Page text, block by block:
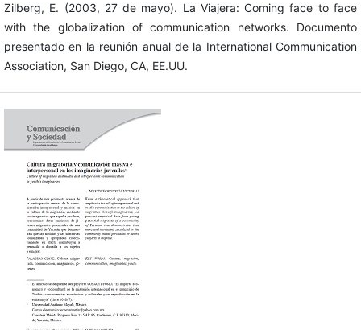
Zilberg, E. (2003, 27 de mayo). La Viajera: Coming face to face
with the globalization of communication networks. Documento
presentado en la reunión anual de la International Communication
Association, San Diego, CA, EE.UU.